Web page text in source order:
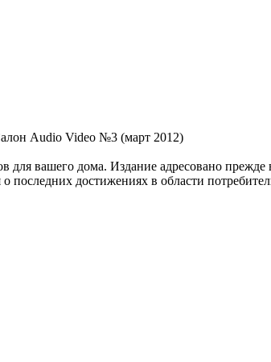
вашего дома. Издание адресовано прежде
достижениях в области